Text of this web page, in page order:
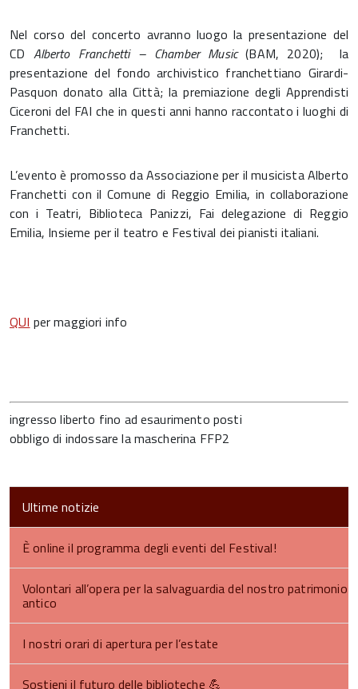
Nel corso del concerto avranno luogo la presentazione del
CD Alberto Franchetti – Chamber Music(BAM, 2020); la
presentazione del fondo archivistico franchettiano Girardi-
Pasquon donato alla Città; la premiazione degli Apprendisti
Ciceroni del FAI che in questi anni hanno raccontato i luoghi di
Franchetti.
L’evento è promosso da Associazione per il musicista Alberto
Franchetti con il Comune di Reggio Emilia, in collaborazione
con i Teatri, Biblioteca Panizzi, Fai delegazione di Reggio
Emilia, Insieme per il teatro e Festival dei pianisti italiani.
QUI per maggiori info
ingresso liberto fino ad esaurimento posti
obbligo di indossare la mascherina FFP2
Ultime notizie
È online il programma degli eventi del Festival!
Volontari all’opera per la salvaguardia del nostro patrimonio
antico
I nostri orari di apertura per l’estate
Sostieni il futuro delle biblioteche 💪​